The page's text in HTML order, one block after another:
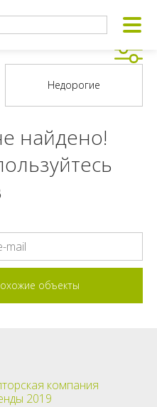
найдено!
компания
2019